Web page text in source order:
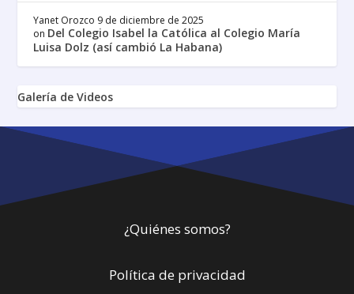
Yanet Orozco 9 de diciembre de 2025
on Del Colegio Isabel la Católica al Colegio María
Luisa Dolz (así cambió La Habana)
Galería de Videos
¿Quiénes somos?
Política de privacidad